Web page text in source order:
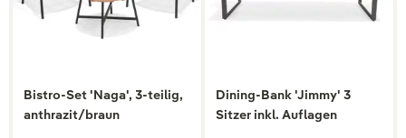
Bistro-Set 'Naga', 3-teilig,
anthrazit/braun
Dining-Bank 'Jimmy' 3
Sitzer inkl. Auflagen